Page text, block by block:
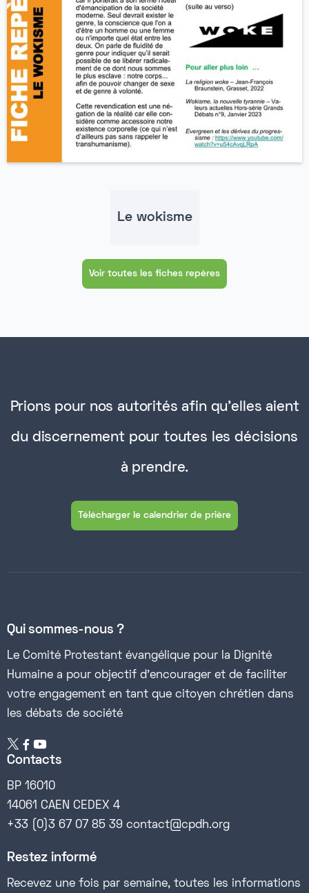
Le wokisme
Voir toutes les fiches repères
Prions pour nos autorités afin qu'elles aient
du discernement pour toutes les décisions
à prendre.
Télécharger le calendrier de prière
Qui sommes-nous ?
Le Comité Protestant évangélique pour la Dignité
Humaine a pour objectif d’encourager et de faciliter
votre engagement en tant que citoyen chrétien dans
les débats de société
 
Contacts
BP 16010
14061 CAEN CEDEX 4
+33 (0)3 67 07 85 39 contact@cpdh.org
Restez informé
Recevez une fois par semaine, toutes les informations